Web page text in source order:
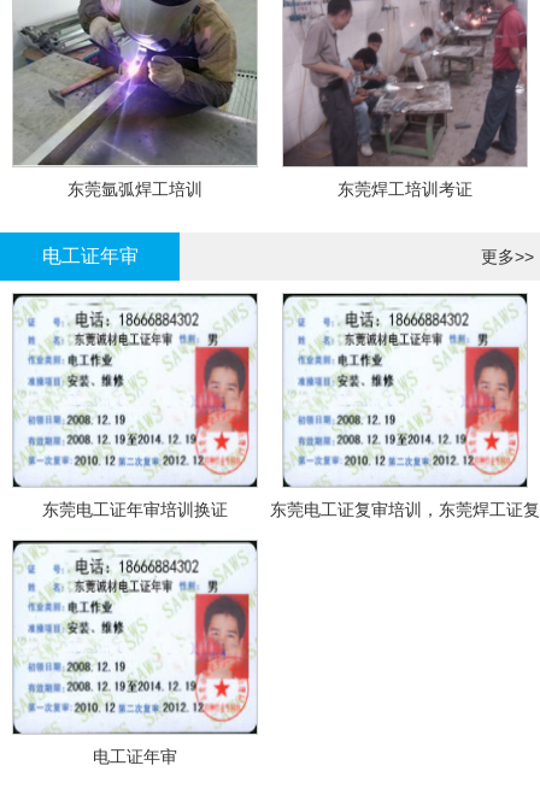
东莞氩弧焊工培训 东莞焊工培训考证
电工证年审 更多>>
东莞电工证年审培训换证
东莞电工证复审培训，东莞焊工证复
电工证年审